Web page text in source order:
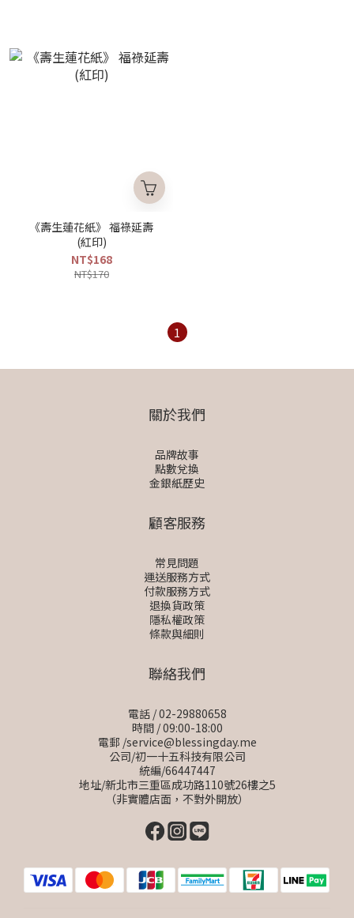
《壽生蓮花紙》 福祿延壽
(紅印)
NT$168
NT$170
1
關於我們
品牌故事
點數兌換
金銀紙歷史
顧客服務
常見問題
運送服務方式
付款服務方式
退換貨政策
隱私權政策
條款與細則
聯絡我們
電話 / 02-29880658
時間 / 09:00-18:00
電郵 /service@blessingday.me
公司/初一十五科技有限公司
統編/66447447
地址/新北市三重區成功路110號26樓之5
（非實體店面，不對外開放）